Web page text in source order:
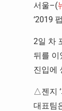
서울–(
‘2019
2일 차
뒤를 이
진입에
△젠지
대표팀